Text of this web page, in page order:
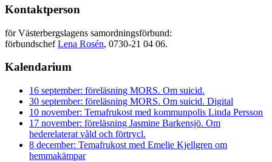
Kontaktperson
för Västerbergslagens samordningsförbund:
förbundschefLena Rosén, 0730-21 04 06.
Kalendarium
16 september: föreläsning MORS. Om suicid.
30 september: föreläsning MORS. Om suicid. Digital
10 november: Temafrukost med kommunpolis Linda Persson
17 november: föreläsning Jasmine Barkensjö. Om
hederelaterat våld och förtrycl.
8 december: Temafrukost med Emelie Kjellgren om
hemmakämpar